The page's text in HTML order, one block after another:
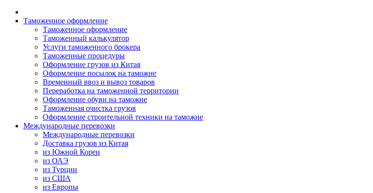
Таможенное оформление
Таможенное оформление
Таможенный калькулятор
Услуги таможенного брокера
Таможенные процедуры
Оформление грузов из Китая
Оформление посылок на таможне
Временный ввоз и вывоз товаров
Переработка на таможенной территории
Оформление обуви на таможне
Таможенная очистка грузов
Оформление строительной техники на таможне
Международные перевозки
Международные перевозки
Доставка грузов из Китая
из Южной Кореи
из ОАЭ
из Турции
из США
из Европы